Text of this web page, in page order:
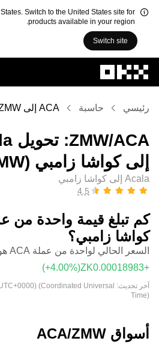
Switch to the United States site for
products available in your region.
Switch site
رئيسي حاسبة ACA إلى ZMW
إلى ‏كواشا زامبي (‏ZMW)
Acala إلى كواشا زامبي
‏كواشا زامبي؟
السعر الحالي لواحدة من عملة ACA هو ‏‎‏‎0.0055050‏‏ZK‏
(‏‎+4.00‎%‎‏)
آخر تحديث: (Coordinated Universal
Time)
أسواق ACA/ZMW